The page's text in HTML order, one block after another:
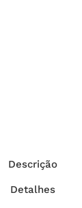
Descrição
Detalhes